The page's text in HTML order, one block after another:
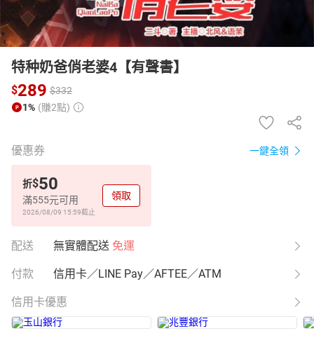
特种奶爸俏老婆4【有聲書】
$289 $332
1% (賺2點)
優惠券 一鍵全領
折$50
滿555元可用
2026/08/09 15:59截止
領取
配送 無實體配送 免運
付款 信用卡／LINE Pay／AFTEE／ATM
信用卡優惠